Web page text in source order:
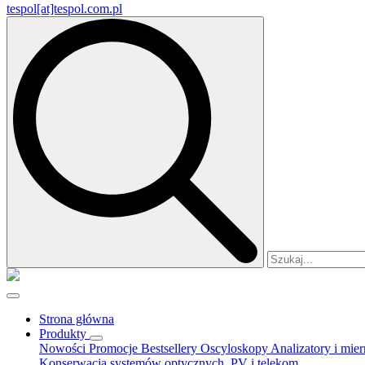
tespol[at]tespol.com.pl
Strona główna
Produkty
Nowości Promocje Bestsellery Oscyloskopy Analizatory i